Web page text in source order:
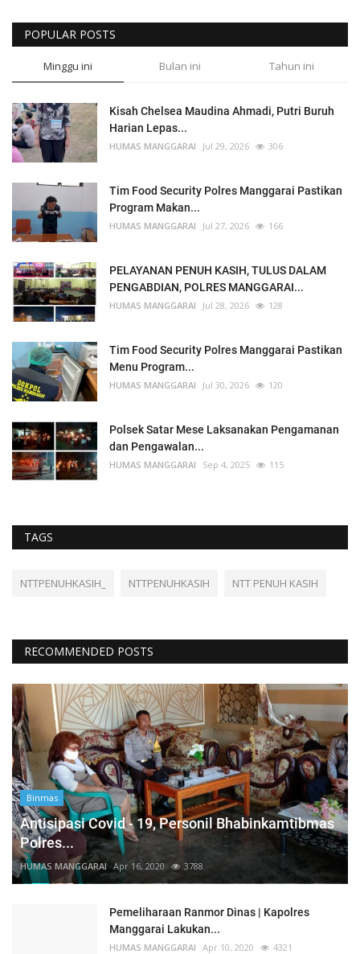
POPULAR POSTS
Minggu ini Bulan ini Tahun ini
Kisah Chelsea Maudina Ahmadi, Putri Buruh
Harian Lepas...
HUMAS MANGGARAI Jul 29, 2026 306
Tim Food Security Polres Manggarai Pastikan
Program Makan...
HUMAS MANGGARAI Jul 27, 2026 166
PELAYANAN PENUH KASIH, TULUS DALAM
PENGABDIAN, POLRES MANGGARAI...
HUMAS MANGGARAI Jul 28, 2026 128
Tim Food Security Polres Manggarai Pastikan
Menu Program...
HUMAS MANGGARAI Jul 30, 2026 120
Polsek Satar Mese Laksanakan Pengamanan
dan Pengawalan...
HUMAS MANGGARAI Sep 4, 2025 115
TAGS
NTTPENUHKASIH_ NTTPENUHKASIH NTT PENUH KASIH
RECOMMENDED POSTS
Binmas
Antisipasi Covid - 19, Personil Bhabinkamtibmas
Polres...
HUMAS MANGGARAI Apr 16, 2020 3788
Pemeliharaan Ranmor Dinas | Kapolres
Manggarai Lakukan...
HUMAS MANGGARAI Apr 10, 2020 4321